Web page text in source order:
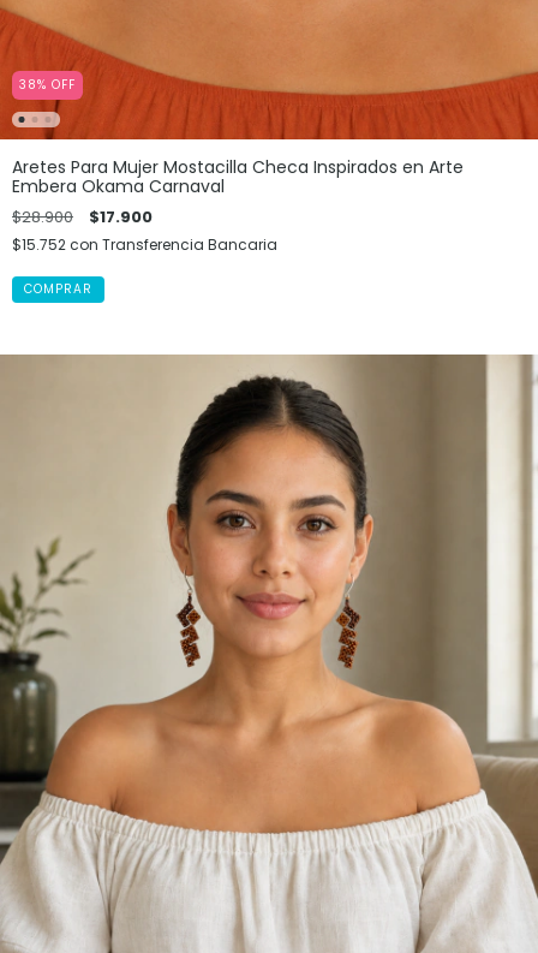
38% OFF
Aretes Para Mujer Mostacilla Checa Inspirados en Arte
Embera Okama Carnaval
$28.900 $17.900
$15.752con Transferencia Bancaria